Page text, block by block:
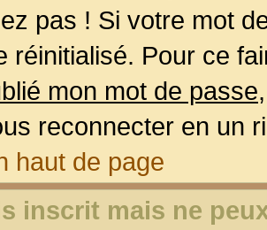
pas ! Si votre mot
réinitialisé. Pour ce
mon mot de passe
reconnecter en un
haut de page
inscrit mais ne